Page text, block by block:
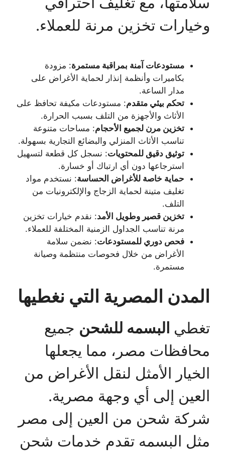
وخيارات تخزين مرنة للعملاء.
مستودعات آمنة بمراقبة مستمرة: مزودة
بكاميرات وأنظمة إنذار لحماية الأغراض على
مدار الساعة.
تحكم بيئي متقدم: مستودعات مكيفة تحافظ على
الأثاث والأجهزة من التلف بسبب الحرارة.
تخزين مرن لجميع الأحجام: مساحات متنوعة
تناسب الأثاث المنزلي والبضائع التجارية بسهولة.
توثيق دقيق للمحتويات: نسجل كل قطعة لتسهيل
استرجاعها دون أي ارتباك أو خسارة.
حماية خاصة للأغراض الحساسة: نستخدم مواد
تغليف متينة لحماية الزجاج والإلكترونيات من
التلف.
تخزين قصير وطويل الأمد: نقدم خيارات تخزين
مرنة تناسب الجداول الزمنية المختلفة للعملاء.
فحص دوري للمستودعات: نضمن سلامة
الأغراض من خلال فحوصات منتظمة وصيانة
مستمرة.
المدن المصرية التي نغطيها
تغطي البسمه للشحن جميع
محافظات مصر، مما يجعلها
الخيار الأمثل لنقل الأغراض من
العين إلى أي وجهة مصرية.
شركة شحن من العين إلى مصر
مثل البسمه تقدم خدمات شحن